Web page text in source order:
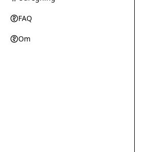
FAQ
Om